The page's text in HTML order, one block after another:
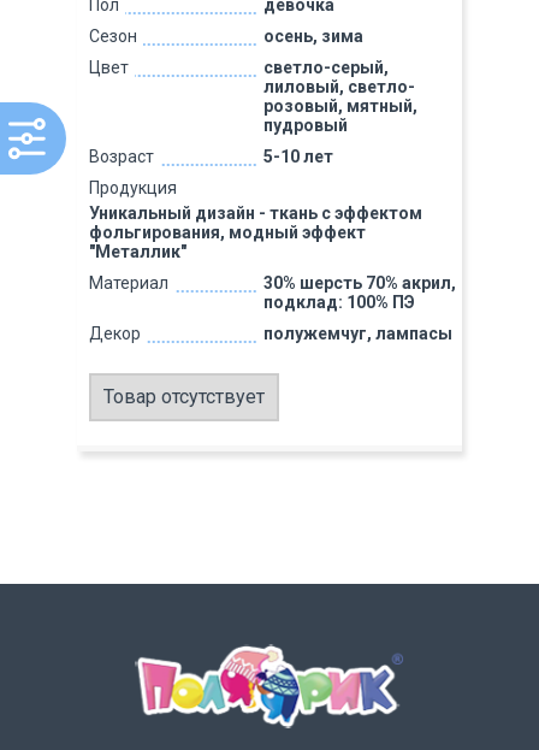
Пол
девочка
Сезон
осень, зима
Цвет
светло-серый,
лиловый, светло-
розовый, мятный,
пудровый
Возраст
5-10 лет
Продукция
Уникальный дизайн - ткань с эффектом
фольгирования, модный эффект
"Металлик"
Материал
30% шерсть 70% акрил,
подклад: 100% ПЭ
Декор
полужемчуг, лампасы
Товар отсутствует